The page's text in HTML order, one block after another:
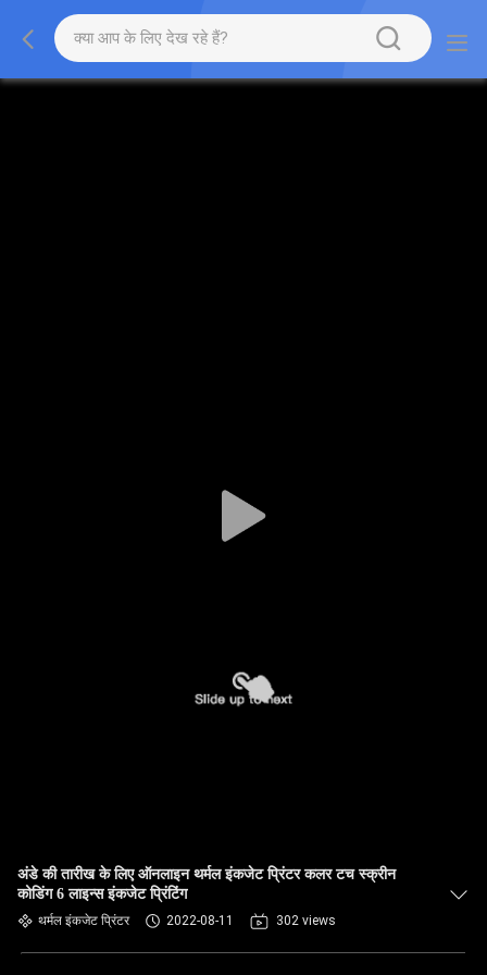
अंडे की तारीख के लिए ऑनलाइन थर्मल इंकजेट प्रिंटर कलर टच स्क्रीन
कोडिंग 6 लाइन्स इंकजेट प्रिंटिंग
थर्मल इंकजेट प्रिंटर 2022-08-11 302 views